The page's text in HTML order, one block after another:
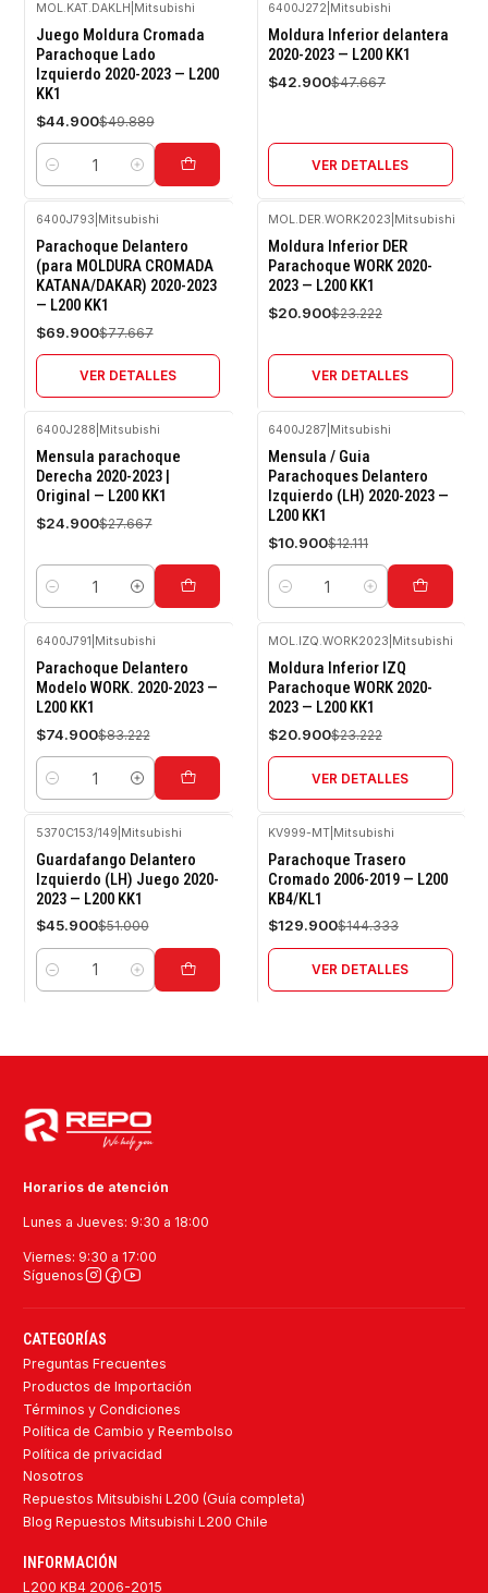
-10%
OFF
MOL.KAT.DAKLH Mitsubishi
Juego Moldura Cromada
Parachoque Lado
Izquierdo 2020-2023 — L200
KK1
$44.900$49.889
Cantidad
-10%
OFF
6400J272 Mitsubishi
Moldura Inferior delantera
2020-2023 — L200 KK1
$42.900$47.667
VER DETALLES
-10%
OFF
Agotado
6400J793 Mitsubishi
Parachoque Delantero
(para MOLDURA CROMADA
KATANA/DAKAR) 2020-2023
— L200 KK1
$69.900$77.667
VER DETALLES
-10%
OFF
Agotado
MOL.DER.WORK2023 Mitsubishi
Moldura Inferior DER
Parachoque WORK 2020-
2023 — L200 KK1
$20.900$23.222
VER DETALLES
-10%
OFF
6400J288 Mitsubishi
Mensula parachoque
Derecha 2020-2023 |
Original — L200 KK1
$24.900$27.667
Cantidad
-10%
OFF
6400J287 Mitsubishi
Mensula / Guia
Parachoques Delantero
Izquierdo (LH) 2020-2023 —
L200 KK1
$10.900$12.111
Cantidad
-10%
OFF
6400J791 Mitsubishi
Parachoque Delantero
Modelo WORK. 2020-2023 —
L200 KK1
$74.900$83.222
Cantidad
-10%
OFF
Agotado
MOL.IZQ.WORK2023 Mitsubishi
Moldura Inferior IZQ
Parachoque WORK 2020-
2023 — L200 KK1
$20.900$23.222
VER DETALLES
-10%
OFF
5370C153/149 Mitsubishi
Guardafango Delantero
Izquierdo (LH) Juego 2020-
2023 — L200 KK1
$45.900$51.000
Cantidad
-10%
OFF
Agotado
KV999-MT Mitsubishi
Parachoque Trasero
Cromado 2006-2019 — L200
KB4/KL1
$129.900$144.333
VER DETALLES
Horarios de atención
Lunes a Jueves: 9:30 a 18:00
Viernes: 9:30 a 17:00
Síguenos
CATEGORÍAS
Preguntas Frecuentes
Productos de Importación
Términos y Condiciones
Política de Cambio y Reembolso
Política de privacidad
Nosotros
Repuestos Mitsubishi L200 (Guía completa)
Blog Repuestos Mitsubishi L200 Chile
INFORMACIÓN
L200 KB4 2006-2015